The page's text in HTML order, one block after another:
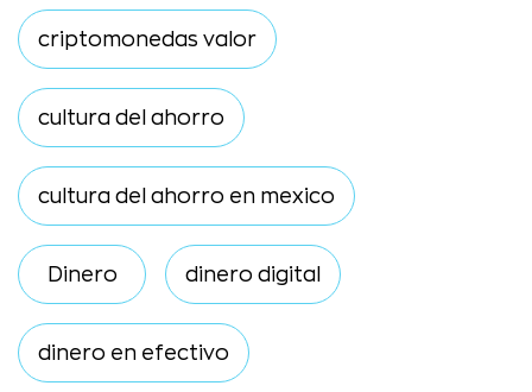
criptomonedas valor
cultura del ahorro
cultura del ahorro en mexico
Dinero dinero digital
dinero en efectivo